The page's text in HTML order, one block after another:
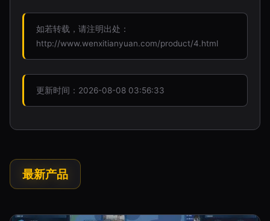
如若转载，请注明出处：
http://www.wenxitianyuan.com/product/4.html
更新时间：2026-08-08 03:56:33
最新产品